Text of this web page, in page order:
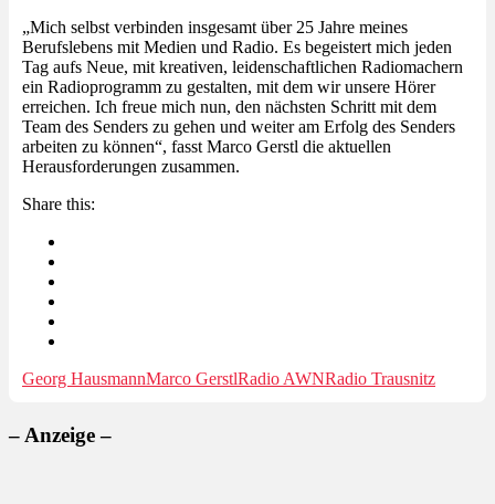
„Mich selbst verbinden insgesamt über 25 Jahre meines
Berufslebens mit Medien und Radio. Es begeistert mich jeden
Tag aufs Neue, mit kreativen, leidenschaftlichen Radiomachern
ein Radioprogramm zu gestalten, mit dem wir unsere Hörer
erreichen. Ich freue mich nun, den nächsten Schritt mit dem
Team des Senders zu gehen und weiter am Erfolg des Senders
arbeiten zu können“, fasst Marco Gerstl die aktuellen
Herausforderungen zusammen.
Share this:
Georg HausmannMarco GerstlRadio AWNRadio Trausnitz
– Anzeige –